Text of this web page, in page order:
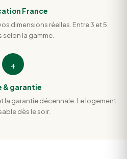
France
dimensions réelles. Entre 3 et 5
selon la gamme.
4
& garantie
la garantie décennale. Le logement
dès le soir.